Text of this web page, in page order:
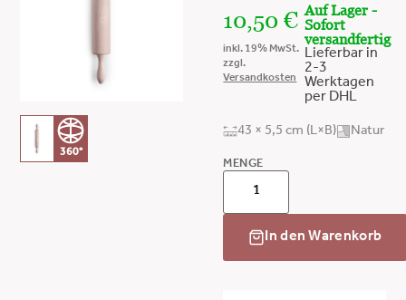
360°
10,50€
inkl. 19% MwSt.
zzgl.
Versandkosten
Auf Lager -
Sofort
versandfertig
Lieferbar in
2-3
Werktagen
per DHL
43 × 5,5 cm (L×B) Natur
MENGE
In den Warenkorb